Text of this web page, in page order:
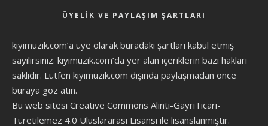
ÜYELIK VE PAYLAŞIM ŞARTLARI
kiyimuzik.com’a üye olarak buradaki şartları kabul etmiş
sayılırsınız. kiyimuzik.com’da yer alan içeriklerin bazı hakları
saklıdır. Lütfen kiyimuzik.com dışında paylaşmadan önce
buraya göz atın.
Bu web sitesi Creative Commons Alıntı-GayriTicari-
Türetilemez 4.0 Uluslararası Lisansı ile lisanslanmıştır.